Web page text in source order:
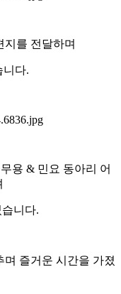
지를 전달하며
니다.
용 & 민요 동아리 어
니다.
즐거운 시간을 가졌